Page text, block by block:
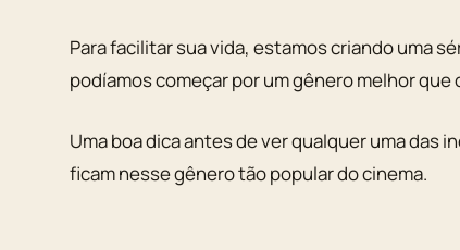
Para facilitar sua vida, estamos criando uma
podíamos começar por um gênero melhor que
Uma boa dica antes de ver qualquer uma das
ficam nesse gênero tão popular do cinema.